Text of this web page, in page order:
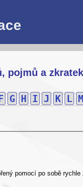
pojmů a
F G H I J K L M
pomocí po sobě